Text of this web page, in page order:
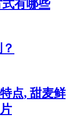
有哪些
点, 甜麦鲜